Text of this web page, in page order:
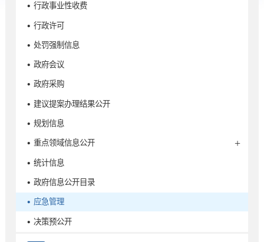
• 行政事业性收费
• 行政许可
• 处罚强制信息
• 政府会议
• 政府采购
• 建议提案办理结果公开
• 规划信息
• 重点领域信息公开
• 统计信息
• 政府信息公开目录
• 应急管理
• 决策预公开